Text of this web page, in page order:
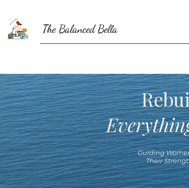
The Balanced Bella
Guiding
Their